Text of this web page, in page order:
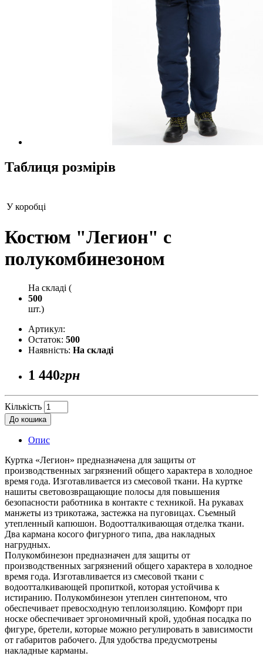
Таблиця розмірів
У коробці
Костюм "Легион" с
полукомбинезоном
На складі (
500
шт.)
Артикул:
Остаток: 500
Наявність: На складі
1 440грн
Кількість
До кошика
Опис
Куртка «Легион» предназначена для защиты от
производственных загрязнений общего характера в холодное
время года. Изготавливается из смесовой ткани. На куртке
нашиты световозвращающие полосы для повышения
безопасности работника в контакте с техникой. На рукавах
манжеты из трикотажа, застежка на пуговицах. Съемный
утепленный капюшон. Водоотталкивающая отделка ткани.
Два кармана косого фигурного типа, два накладных
нагрудных.
Полукомбинезон предназначен для защиты от
производственных загрязнений общего характера в холодное
время года. Изготавливается из смесовой ткани с
водоотталкивающей пропиткой, которая устойчива к
истиранию. Полукомбинезон утеплен синтепоном, что
обеспечивает превосходную теплоизоляцию. Комфорт при
носке обеспечивает эргономичный крой, удобная посадка по
фигуре, бретели, которые можно регулировать в зависимости
от габаритов рабочего. Для удобства предусмотрены
накладные карманы.